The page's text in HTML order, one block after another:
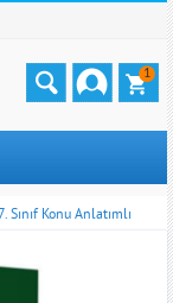
1
Sınıf Konu Anlatımlı